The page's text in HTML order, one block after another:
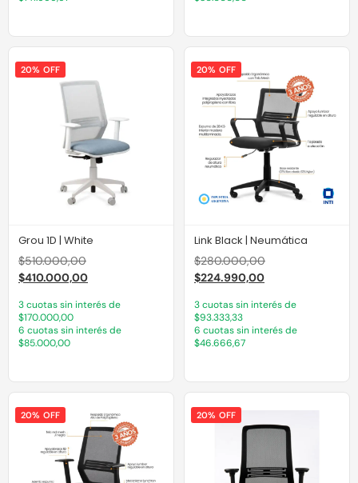
20% OFF
Grou 1D | White
$510.000,00
$410.000,00
3 cuotas sin interés de
$170.000,00
6 cuotas sin interés de
$85.000,00
20% OFF
Link Black | Neumática
$280.000,00
$224.990,00
3 cuotas sin interés de
$93.333,33
6 cuotas sin interés de
$46.666,67
20% OFF 20% OFF